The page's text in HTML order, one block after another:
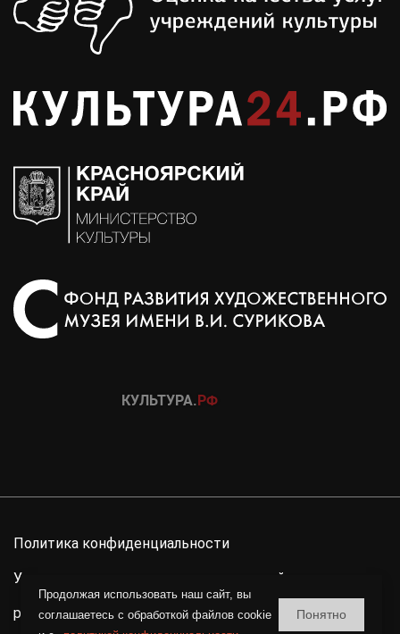
Политика конфиденциальности
Условия использования материалов сайта
разработка сайта
Продолжая использовать наш сайт, вы
соглашаетесь c обработкой файлов cookie
Понятно